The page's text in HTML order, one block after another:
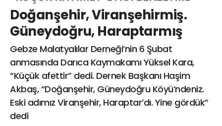
Doğanşehir, Viranşehirmiş.
Güneydoğru, Haraptarmış
Gebze Malatyalılar Derneği’nin 6 Şubat
anmasında Darıca Kaymakamı Yüksel Kara,
“Küçük afettir” dedi. Dernek Başkanı Haşim
Akbaş, “Doğanşehir, Güneydoğru Köyü’ndeniz.
Eski adımız Viranşehir, Haraptar’dı. Yine gördük”
dedi
Yazarlar
Hacı Halil Mahallesi, İsmetpaşa
Caddesi, Beşiroğlu Altın Han Kat: 1
(BİLKAR)Gebze - KOCAELİ
aktanuslu@gmail.com